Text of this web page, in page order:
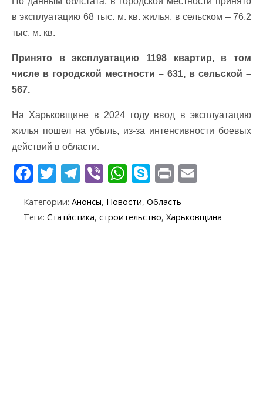
в эксплуатацию 68 тыс. м. кв. жилья, в сельском – 76,2
тыс. м. кв.
Принято в эксплуатацию 1198 квартир, в том
числе в городской местности – 631, в сельской –
567.
На Харьковщине в 2024 году ввод в эксплуатацию
жилья пошел на убыль, из-за интенсивности боевых
действий в области.
F
e
T
itt
T
e
gr
Vi
er
W
at
S
k
y
p
Pr
t ai
Категории: Анонсы, Новости, Область
Теги: Стати́стика, строительство, Харьковщина